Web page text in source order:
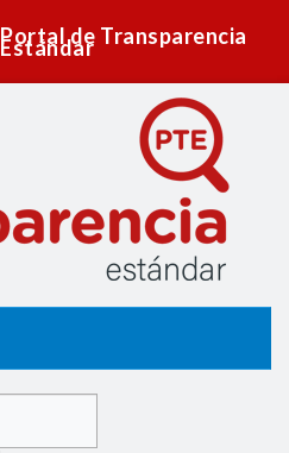
Portal de Transparencia
Estándar